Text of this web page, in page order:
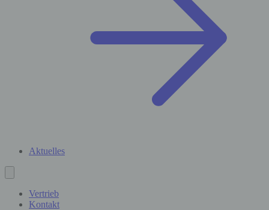
Aktuelles
Vertrieb
Kontakt